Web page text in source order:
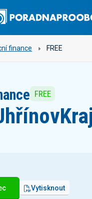
finance FREE
FREE
Vytisknout